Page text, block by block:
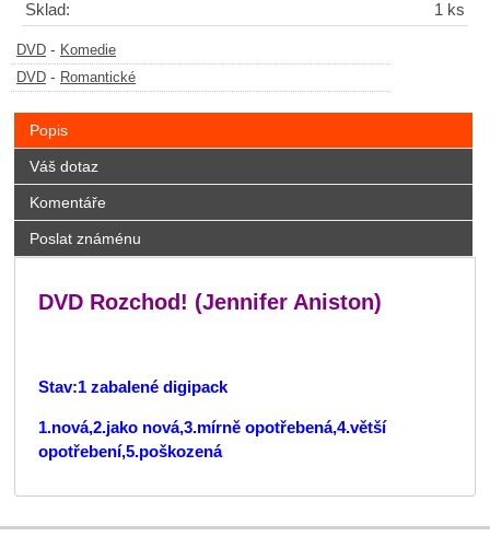
Sklad: 1 ks
DVD - Komedie
DVD - Romantické
Popis
Váš dotaz
Komentáře
Poslat známénu
DVD Rozchod! (Jennifer Aniston)
Stav:1 zabalené digipack
1.nová,2.jako nová,3.mírně opotřebená,4.větší
opotřebení,5.poškozená